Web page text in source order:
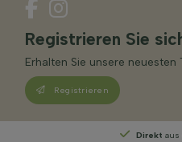
Registrieren Sie
Erhalten Sie unsere
Registrieren
Direkt aus